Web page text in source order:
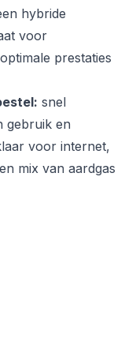
hybride
voor
prestaties
snel
gebruik en
voor internet,
mix van aardgas